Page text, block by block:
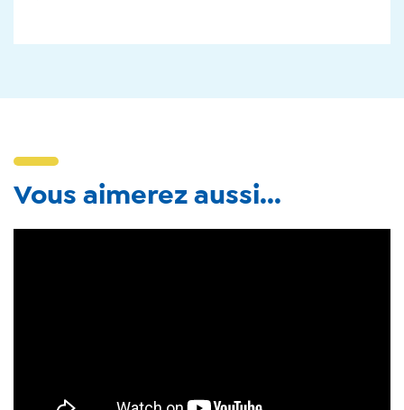
Vous aimerez aussi...